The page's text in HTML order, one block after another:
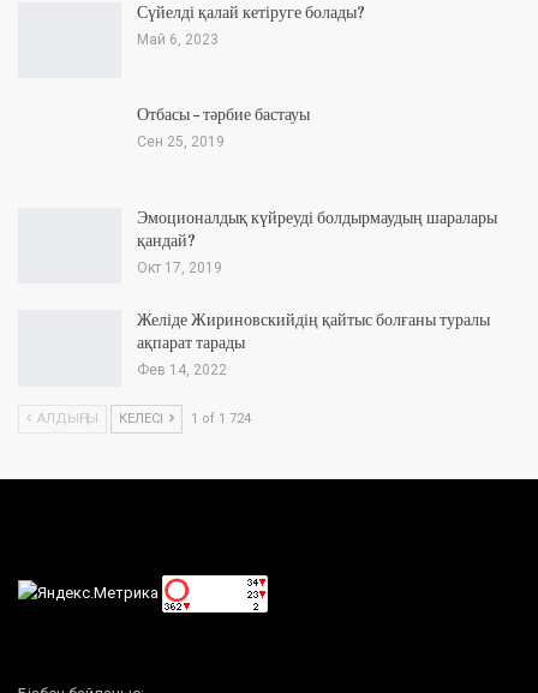
Сүйелді қалай кетіруге болады?
Май 6, 2023
Отбасы – тәрбие бастауы
Сен 25, 2019
Эмоционалдық күйреуді болдырмаудың шаралары
қандай?
Окт 17, 2019
Желіде Жириновскийдің қайтыс болғаны туралы
ақпарат тарады
Фев 14, 2022
АЛДЫҢҒЫ КЕЛЕСІ 1 of 1 724